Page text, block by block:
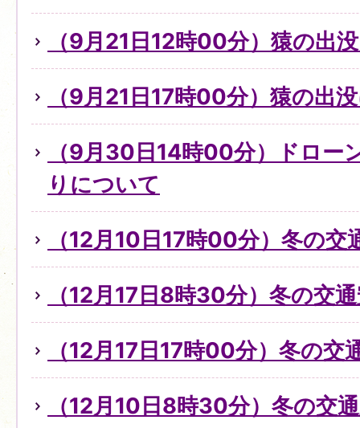
（9月21日12時00分）猿の出
（9月21日17時00分）猿の出
（9月30日14時00分）ドロー
りについて
（12月10日17時00分）冬の
（12月17日8時30分）冬の交
（12月17日17時00分）冬の交
（12月10日8時30分）冬の交